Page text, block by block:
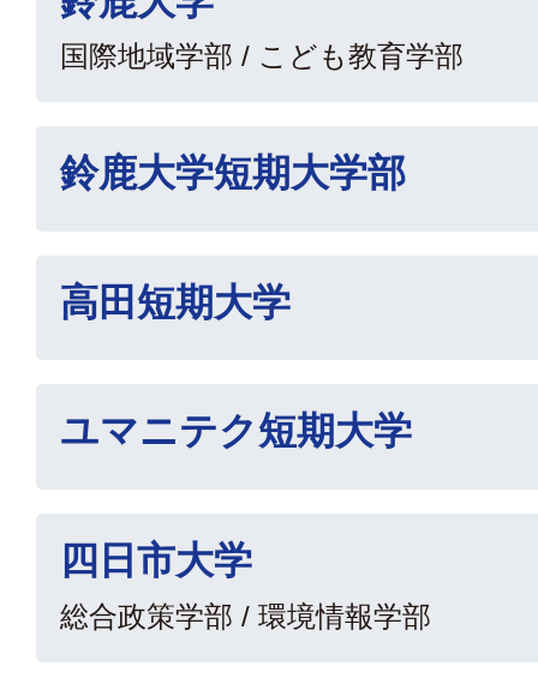
国際地域学部 / こども教育学部
鈴鹿大学短期大学部
高田短期大学
ユマニテク短期大学
四日市大学
総合政策学部 / 環境情報学部